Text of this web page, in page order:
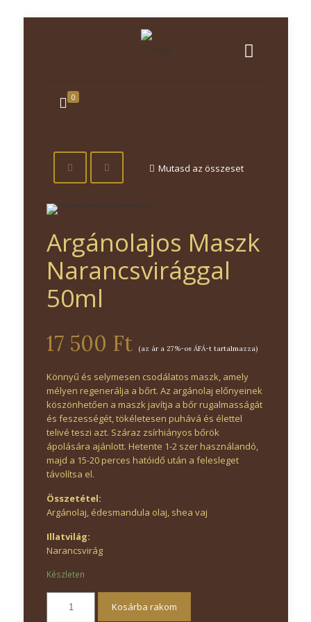
0
Mutasd az összeset
Argánolajos Maszk
Narancsvirággal
50ml
17 500 Ft (az ár a 27%-os ÁFÁ-t tartalmazza)
Könnyű és selymesen csodálatos maszk, amely
mélyen regenerálja a bőrt. Az argánolaj előnyeinek
köszönhetően a maszk javítja a bőr rugalmasságát
és feszességét, tökéletesen puhává és élettel
telivé teszi azt. Száraz zsírhiányos bőrök
ápolására ajánlott. Hetente 1-2 szer használandó,
majd a 15-20 perces hatóidő után a felesleget
távolítsa el.
Összetétel:
Argánolaj, édesmandula olaj, shea vaj
Illatvilág:
Narancsvirág
Készleten
Kosárba rakom